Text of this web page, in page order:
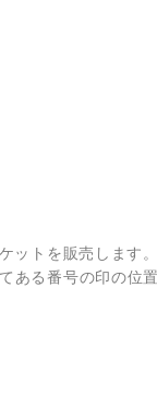
ットを販売します。
ある番号の印の位